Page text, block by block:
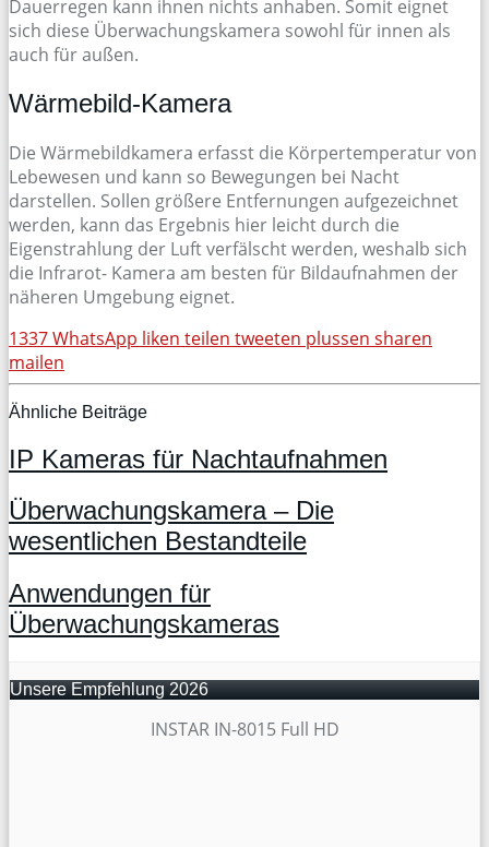
Dauerregen kann ihnen nichts anhaben. Somit eignet
sich diese Überwachungskamera sowohl für innen als
auch für außen.
Wärmebild-Kamera
Die Wärmebildkamera erfasst die Körpertemperatur von
Lebewesen und kann so Bewegungen bei Nacht
darstellen. Sollen größere Entfernungen aufgezeichnet
werden, kann das Ergebnis hier leicht durch die
Eigenstrahlung der Luft verfälscht werden, weshalb sich
die Infrarot- Kamera am besten für Bildaufnahmen der
näheren Umgebung eignet.
1337WhatsApp liken teilen tweeten plussen sharen
mailen
Ähnliche Beiträge
IP Kameras für Nachtaufnahmen
Überwachungskamera – Die
wesentlichen Bestandteile
Anwendungen für
Überwachungskameras
Unsere Empfehlung 2026
INSTAR IN-8015 Full HD